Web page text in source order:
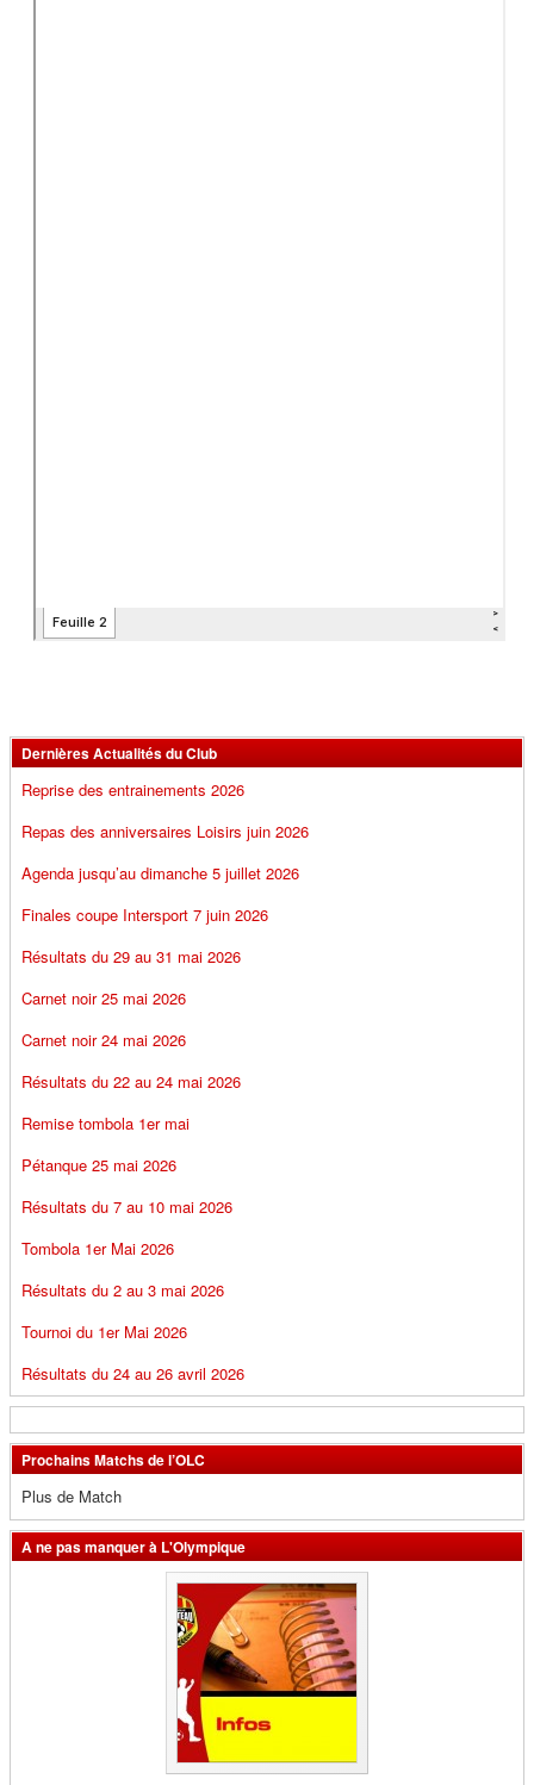
Dernières Actualités du Club
Reprise des entrainements 2026
Repas des anniversaires Loisirs juin 2026
Agenda jusqu’au dimanche 5 juillet 2026
Finales coupe Intersport 7 juin 2026
Résultats du 29 au 31 mai 2026
Carnet noir 25 mai 2026
Carnet noir 24 mai 2026
Résultats du 22 au 24 mai 2026
Remise tombola 1er mai
Pétanque 25 mai 2026
Résultats du 7 au 10 mai 2026
Tombola 1er Mai 2026
Résultats du 2 au 3 mai 2026
Tournoi du 1er Mai 2026
Résultats du 24 au 26 avril 2026
Prochains Matchs de l’OLC
Plus de Match
A ne pas manquer à L'Olympique